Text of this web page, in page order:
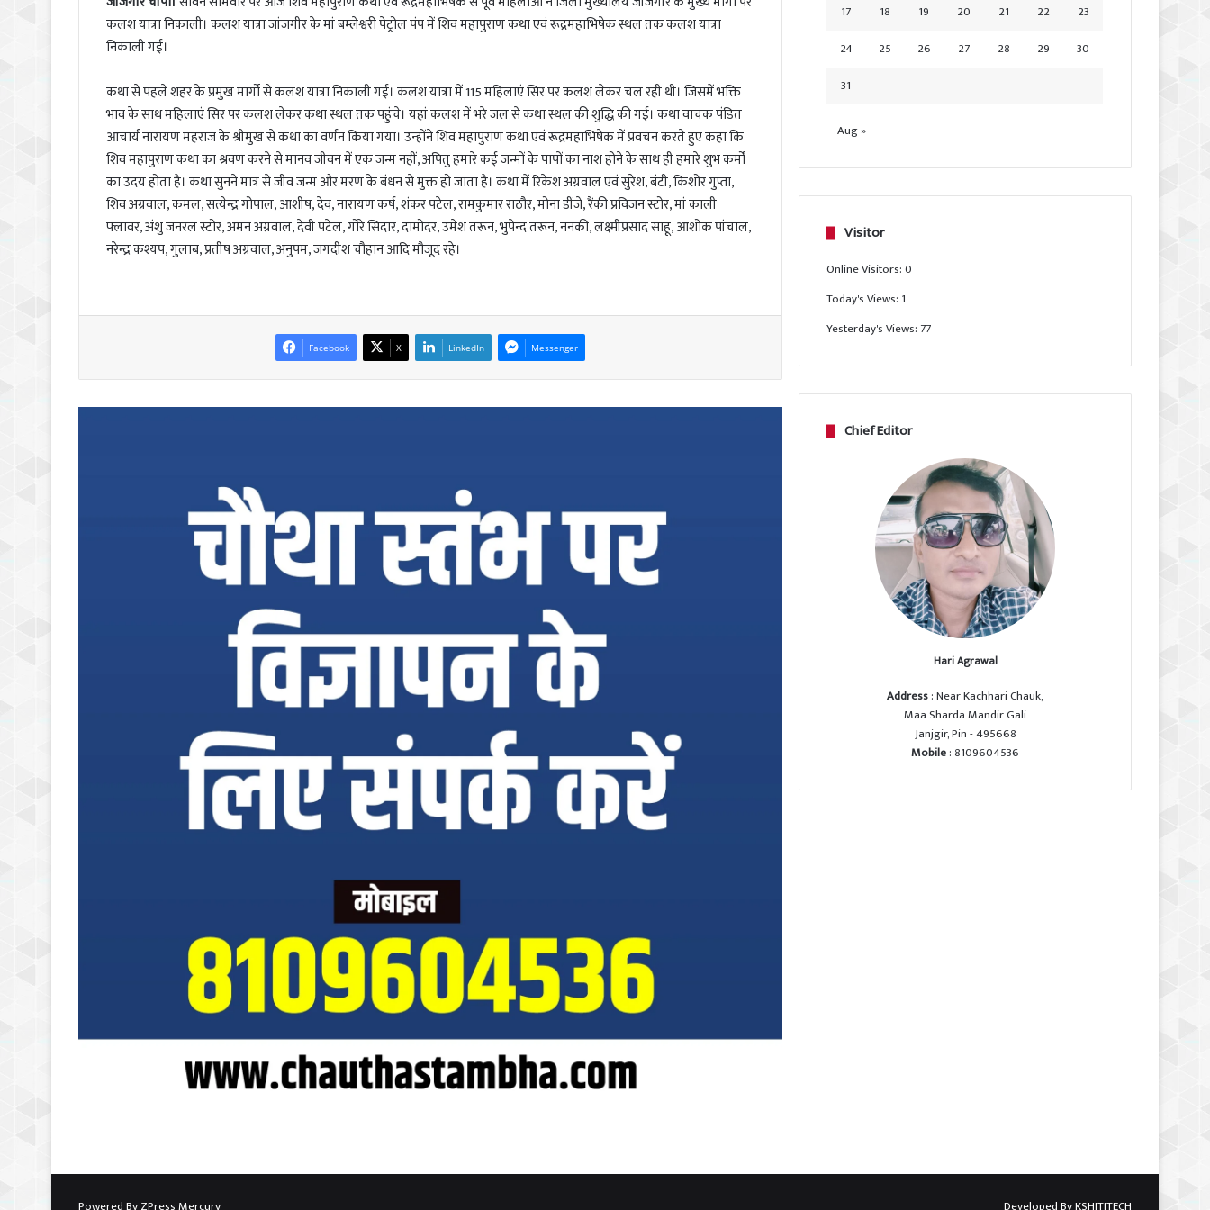
कलश यात्रा निकाली। कलश यात्रा जांजगीर के मां बम्लेश्वरी पेट्रोल पंप में शिव महापुराण कथा एवं रूद्रमहाभिषेक स्थल तक कलश यात्रा
निकाली गई।
कथा से पहले शहर के प्रमुख मार्गों से कलश यात्रा निकाली गई। कलश यात्रा में 115 महिलाएं सिर पर कलश लेकर चल रही थी। जिसमें भक्ति
भाव के साथ महिलाएं सिर पर कलश लेकर कथा स्थल तक पहुंचे। यहां कलश में भरे जल से कथा स्थल की शुद्धि की गई। कथा वाचक पंडित
आचार्य नारायण महराज के श्रीमुख से कथा का वर्णन किया गया। उन्होंने शिव महापुराण कथा एवं रूद्रमहाभिषेक में प्रवचन करते हुए कहा कि
शिव महापुराण कथा का श्रवण करने से मानव जीवन में एक जन्म नहीं, अपितु हमारे कई जन्मों के पापों का नाश होने के साथ ही हमारे शुभ कर्मों
का उदय होता है। कथा सुनने मात्र से जीव जन्म और मरण के बंधन से मुक्त हो जाता है। कथा में रिकेश अग्रवाल एवं सुरेश, बंटी, किशोर गुप्ता,
शिव अग्रवाल, कमल, सत्येन्द्र गोपाल, आशीष, देव, नारायण कर्ष, शंकर पटेल, रामकुमार राठौर, मोना डींजे, रैंकी प्रविजन स्टोर, मां काली
फ्लावर, अंशु जनरल स्टोर, अमन अग्रवाल, देवी पटेल, गोरे सिदार, दामोदर, उमेश तरून, भुपेन्द तरून, ननकी, लक्ष्मीप्रसाद साहू, आशोक पांचाल,
नरेन्द्र कश्यप, गुलाब, प्रतीष अग्रवाल, अनुपम, जगदीश चौहान आदि मौजूद रहे।
Facebook X LinkedIn Messenger
17 18 19 20 21 22
23
24
25 26 27 28 29
30
31
Aug »
Visitor
Online Visitors:0
Today's Views: 1
Yesterday's Views: 77
Chief Editor
Hari Agrawal
Address: Near Kachhari Chauk,
Maa Sharda Mandir Gali
Janjgir, Pin - 495668
Mobile: 8109604536
Powered ByZPress Mercury Developed ByKSHITITECH